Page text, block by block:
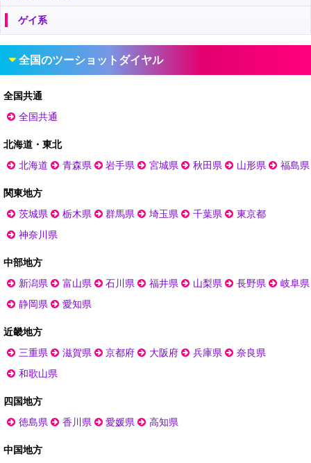
ゲイ系
全国のツーショットダイヤル
全国共通
全国共通
北海道・東北
北海道
青森県 岩手県 宮城県 秋田県 山形県 福島県
関東地方
茨城県
栃木県 群馬県 埼玉県 千葉県
東京都
神奈川県
中部地方
新潟県
富山県 石川県 福井県 山梨県 長野県
岐阜県
静岡県
愛知県
近畿地方
三重県
滋賀県 京都府 大阪府 兵庫県
奈良県
和歌山県
四国地方
徳島県
香川県 愛媛県 高知県
中国地方